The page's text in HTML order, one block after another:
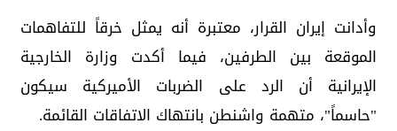
وأدانت إيران القرار، معتبرة أنه يمثل خرقاً للتفاهمات
الموقعة بين الطرفين، فيما أكدت وزارة الخارجية
الإيرانية أن الرد على الضربات الأميركية سيكون
"حاسماً"، متهمة واشنطن بانتهاك الاتفاقات القائمة.